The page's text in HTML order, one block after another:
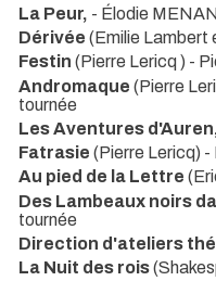
La Peur, - Élodie
Dérivée (Emilie Lambert
Festin (Pierre Lericq ) -
Andromaque (Pierre
tournée
Les Aventures
Fatrasie (Pierre Lericq)
Au pied de la Lettre
Des Lambeaux noirs
tournée
Direction d'ateliers
La Nuit des rois